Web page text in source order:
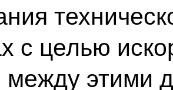
с целью
между этими